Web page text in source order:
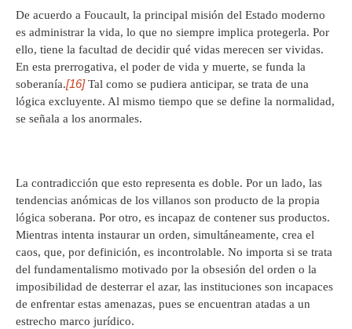
De acuerdo a Foucault, la principal misión del Estado moderno
es administrar la vida, lo que no siempre implica protegerla. Por
ello, tiene la facultad de decidir qué vidas merecen ser vividas.
En esta prerrogativa, el poder de vida y muerte, se funda la
soberanía.[16]Tal como se pudiera anticipar, se trata de una
lógica excluyente. Al mismo tiempo que se define la normalidad,
se señala a los anormales.
La contradicción que esto representa es doble. Por un lado, las
tendencias anómicas de los villanos son producto de la propia
lógica soberana. Por otro, es incapaz de contener sus productos.
Mientras intenta instaurar un orden, simultáneamente, crea el
caos, que, por definición, es incontrolable. No importa si se trata
del fundamentalismo motivado por la obsesión del orden o la
imposibilidad de desterrar el azar, las instituciones son incapaces
de enfrentar estas amenazas, pues se encuentran atadas a un
estrecho marco jurídico.